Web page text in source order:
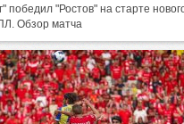
победил "Ростов" на старте
Обзор матча